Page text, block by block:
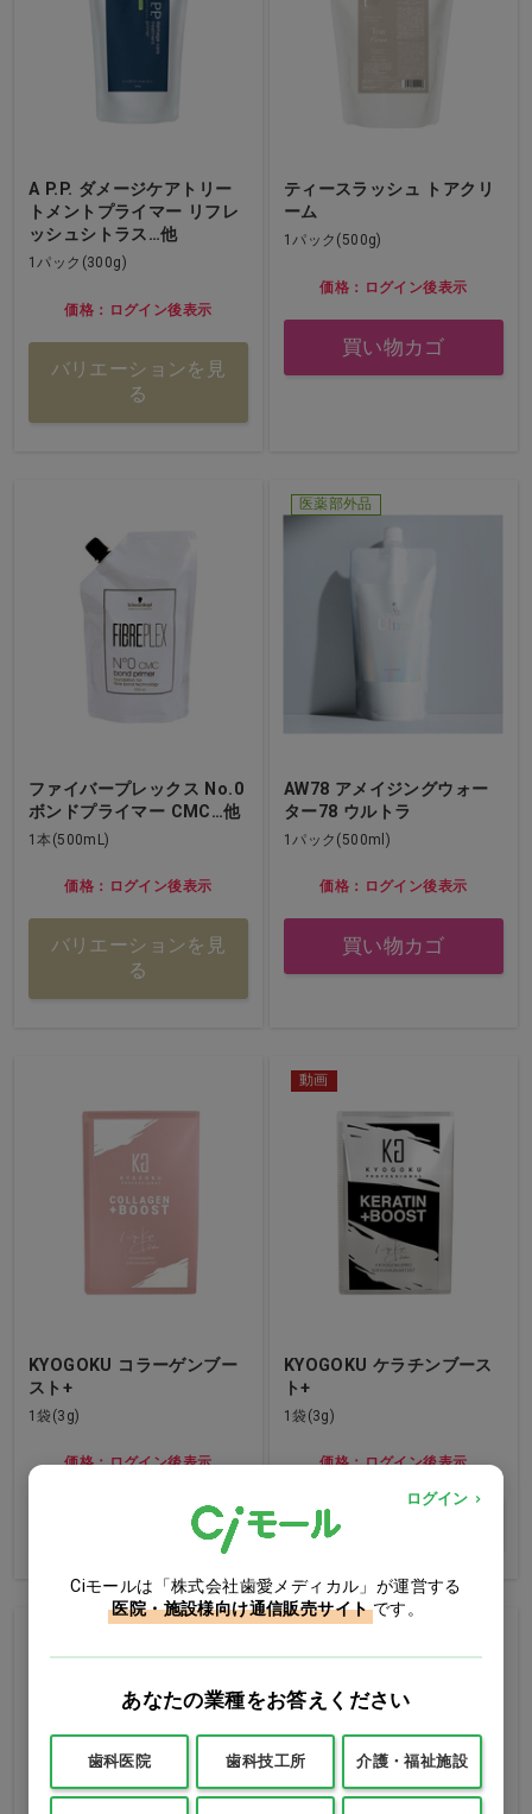
A P.P. ダメージケアトリー
トメントプライマー リフレ
ッシュシトラス…他
1パック(300g)
価格：ログイン後表示
バリエーションを見
る
ティースラッシュ トアクリ
ーム
1パック(500g)
価格：ログイン後表示
買い物カゴ
ファイバープレックス No.0
ボンドプライマー CMC…他
1本(500mL)
価格：ログイン後表示
バリエーションを見
る
医薬部外品
AW78 アメイジングウォー
ター78 ウルトラ
1パック(500ml)
価格：ログイン後表示
買い物カゴ
KYOGOKU コラーゲンブー
スト+
1袋(3g)
価格：ログイン後表示
動画
KYOGOKU ケラチンブース
ト+
1袋(3g)
価格：ログイン後表示
ログイン
Ciモールは「株式会社歯愛メディカル」が運営する
医院・施設様向け通信販売サイト です。
あなたの業種をお答えください
歯科医院 歯科技工所 介護・福祉施設